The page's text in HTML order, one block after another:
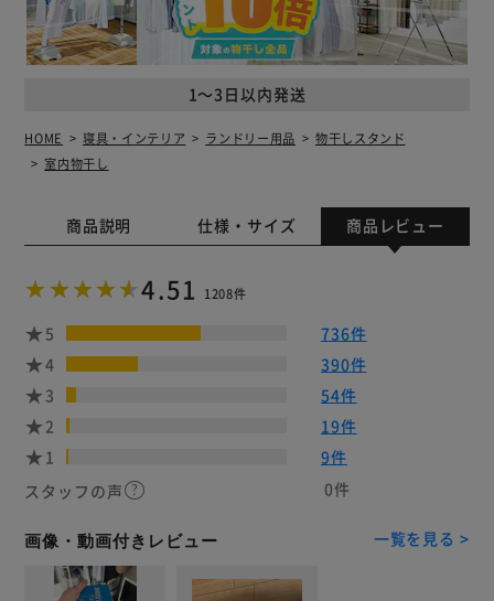
1～3日以内発送
HOME 寝具・インテリア ランドリー用品
物干しスタンド
室内物干し
商品説明 仕様・サイズ 商品レビュー
4.51 1208件
5
736件
4
390件
3
54件
2
19件
1
9件
スタッフの声
0件
画像・動画付きレビュー 一覧を見る >